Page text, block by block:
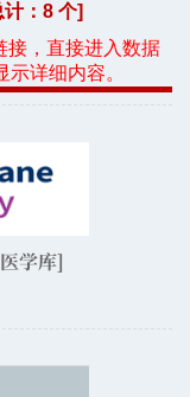
：8 个]
接，直接进入数据
详细内容。
学库]